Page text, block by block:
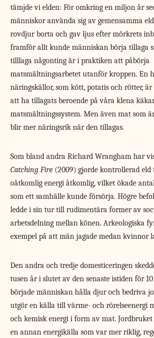
tämjde vi elden: För omkring en miljon år
människor använda sig av gemensamma
rovdjur borta och gav ljus efter mörkrets
framför allt kunde människan börja tillaga
tilllaga någonting är i praktiken att påbörja
matsmältningsarbetet utanför kroppen. En
näringskällor, som kött, potatis och rötter,
att ha tillagats beroende på våra klena
matsmältningssystem. Men även mat som
blir mer näringsrik när den tillagas.
Som bland andra Richard Wrangham har
Catching Fire (2009) gjorde kontrollerad eld
oåtkomlig energi åtkomlig, vilket ökade
som ett samhälle kunde försörja. Högre
ledde i sin tur till rudimentära former av
arbetsdelning mellan könen. Arkeologiska
exempel på att män jagade medan kvinnor
Den andra och tredje domesticeringen
tusen år i slutet av den senaste istiden för
började människan hålla djur och bedriva
utgör en källa till värme- och rörelseenergi
och kemisk energi i form av mat.
en annan energikälla som var mer riklig,